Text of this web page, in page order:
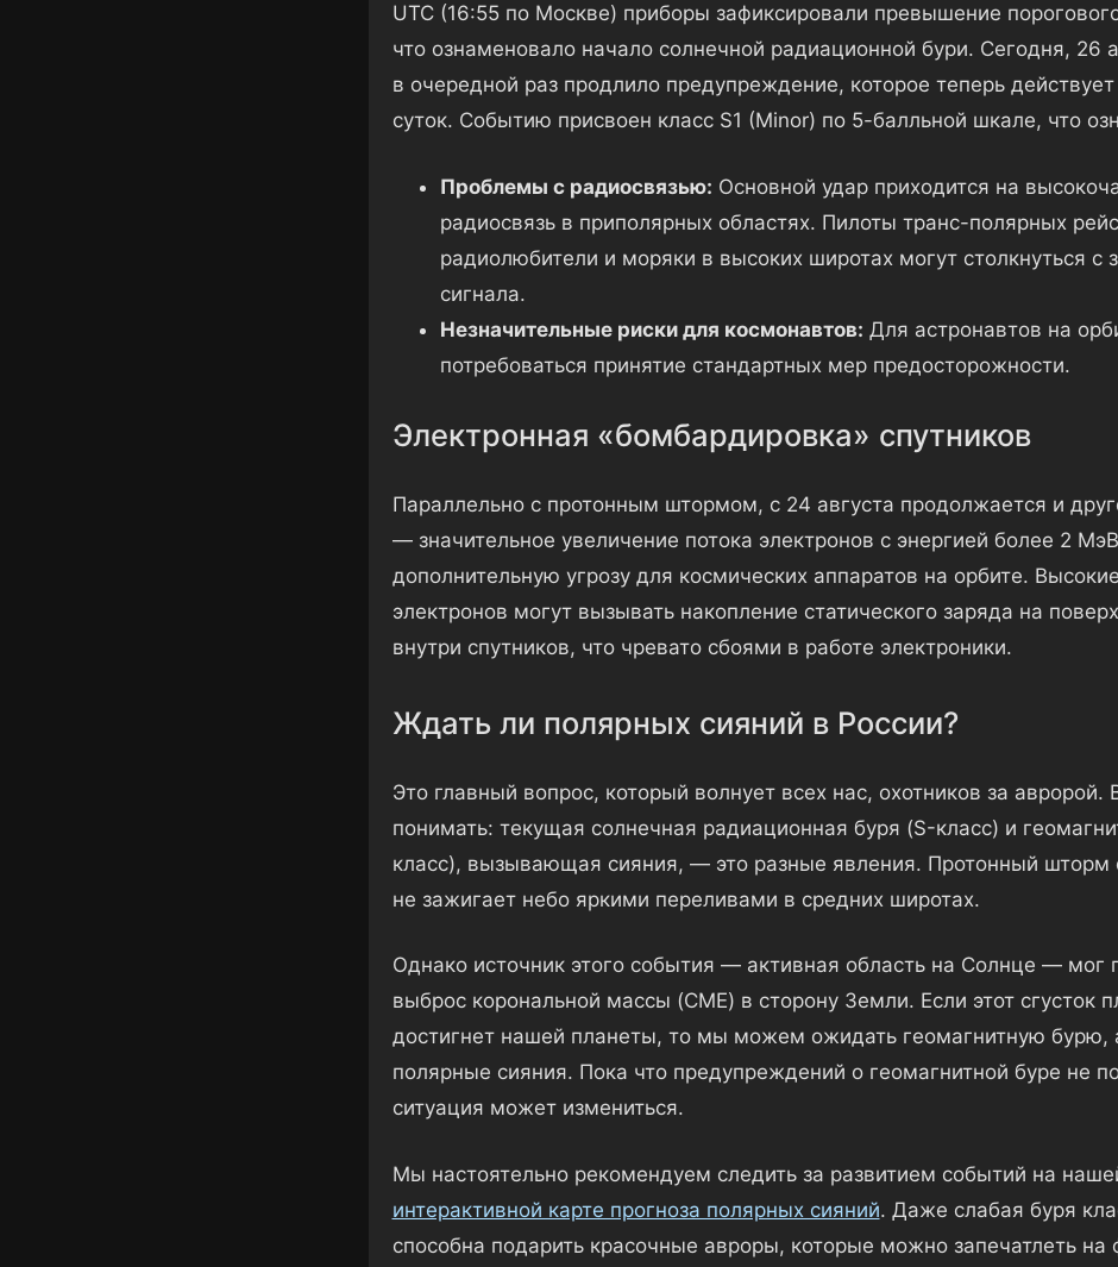
UTC (16:55 по Москве) приборы зафиксировали превышение
что ознаменовало начало солнечной радиационной бури. Сегодня, 26
в очередной раз продлило предупреждение, которое теперь
суток. Событию присвоен класс S1 (Minor) по 5-балльной шкале, что
Проблемы с радиосвязью: Основной удар приходится на
радиосвязь в приполярных областях. Пилоты транс-полярных
радиолюбители и моряки в высоких широтах могут столкнуться с
сигнала.
Незначительные риски для космонавтов: Для астронавтов на
потребоваться принятие стандартных мер предосторожности.
Электронная «бомбардировка» спутников
Параллельно с протонным штормом, с 24 августа продолжается и
— значительное увеличение потока электронов с энергией более 2
дополнительную угрозу для космических аппаратов на орбите.
электронов могут вызывать накопление статического заряда на
внутри спутников, что чревато сбоями в работе электроники.
Ждать ли полярных сияний в России?
Это главный вопрос, который волнует всех нас, охотников за авророй.
понимать: текущая солнечная радиационная буря (S-класс) и
класс), вызывающая сияния, — это разные явления. Протонный шторм
не зажигает небо яркими переливами в средних широтах.
Однако источник этого события — активная область на Солнце — мог
выброс корональной массы (CME) в сторону Земли. Если этот сгусток
достигнет нашей планеты, то мы можем ожидать геомагнитную бурю,
полярные сияния. Пока что предупреждений о геомагнитной буре не
ситуация может измениться.
Мы настоятельно рекомендуем следить за развитием событий на
интерактивной карте прогноза полярных сияний. Даже слабая буря
способна подарить красочные авроры, которые можно запечатлеть на